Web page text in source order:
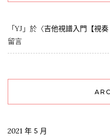
「YJ 」於〈吉他視譜入門【視
留言
2021 年 5 月